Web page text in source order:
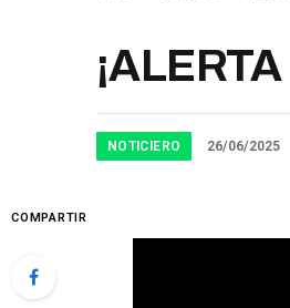
NOTICIERO 26/06/2025
COMPARTIR